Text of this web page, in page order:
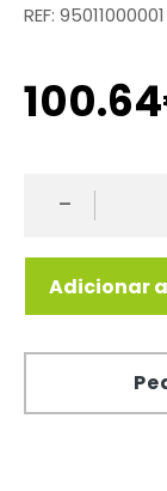
REF: 95011000001
100.64
-
Adicionar